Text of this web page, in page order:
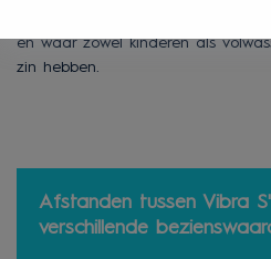
en waar zowel kinderen als
zin hebben.
Afstanden tussen Vibra
verschillende